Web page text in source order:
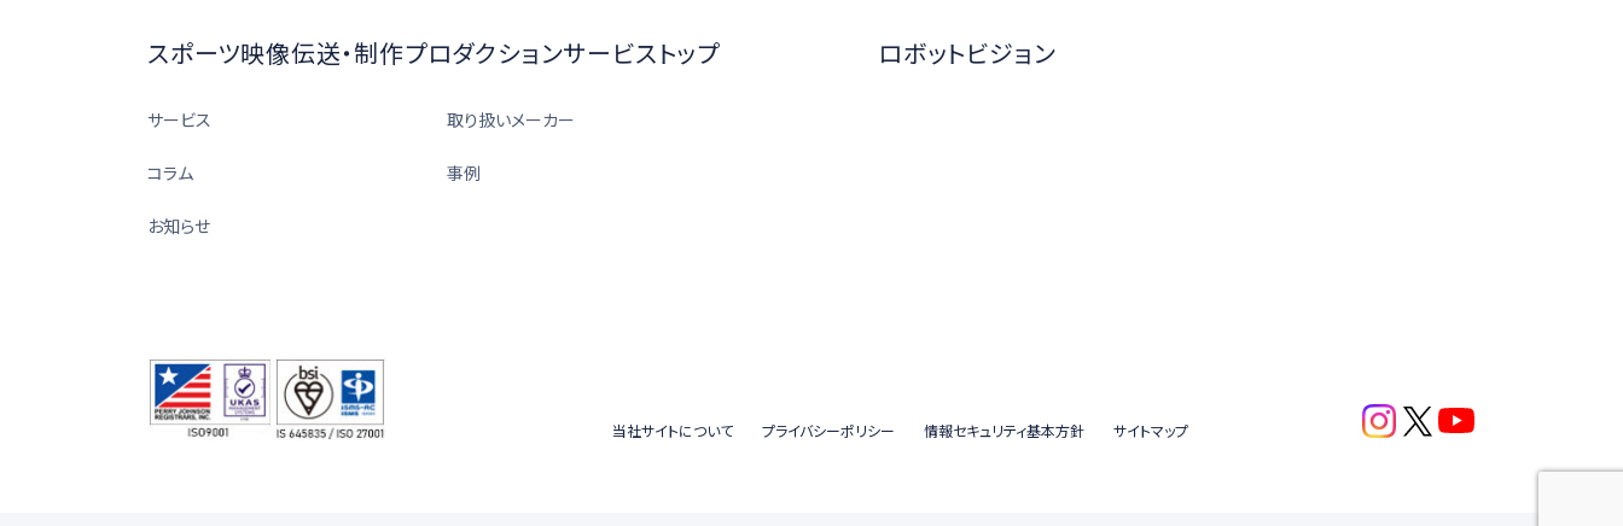
スポーツ映像伝送・制作プロダクションサービストップ
サービス 取り扱いメーカー
コラム 事例
お知らせ
ロボットビジョン
当社サイトについて プライバシーポリシー 情報セキュリティ基本方針 サイトマップ